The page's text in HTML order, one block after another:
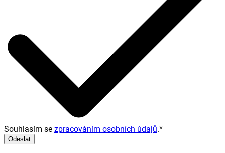
Souhlasím se zpracováním osobních údajů.*
Odeslat